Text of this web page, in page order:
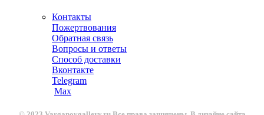
Контакты
Пожертвования
Обратная связь
Вопросы и ответы
Способ доставки
Вконтакте
Telegram
Max